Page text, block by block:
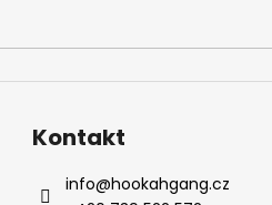
Kontakt
info@hookahgang.cz